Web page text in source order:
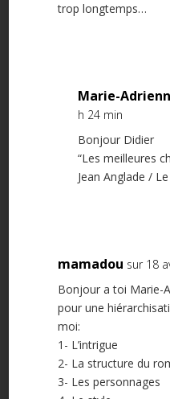
trop longtemps…
Marie-
h 24 min
Bonjour Didier
“Les meilleures
Jean Anglade /
mamadou sur 18
Bonjour a toi Marie-
pour une
moi:
1- L’intrigue
2- La structure du
3- Les personnages